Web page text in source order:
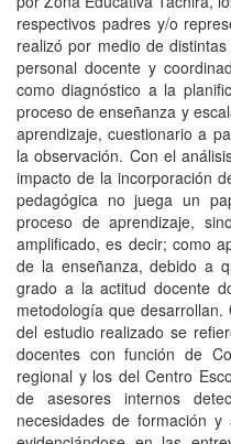
respectivos padres y/o
realizó por medio de
personal docente y
como diagnóstico a la
proceso de enseñanza y
aprendizaje, cuestionario a
la observación. Con el
impacto de la incorporación
pedagógica no juega un
proceso de aprendizaje,
amplificado, es decir; como
de la enseñanza, debido a
grado a la actitud docente
metodología que
del estudio realizado se
docentes con función de
regional y los del Centro
de asesores internos
necesidades de formación